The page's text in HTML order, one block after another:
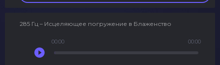
285 Гц – Исцеляющее погружение в Блаженство
Аудиоплеер
00:00 00:00